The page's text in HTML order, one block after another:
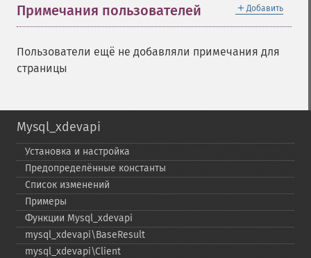
＋ Добавить
Примечания пользователей
Пользователи ещё не добавляли примечания для
страницы
Mysql_xdevapi
Установка и настройка
Предопределённые константы
Список изменений
Примеры
Функции Mysql_​xdevapi
mysql_​xdevapi\BaseResult
mysql_​xdevapi\Client